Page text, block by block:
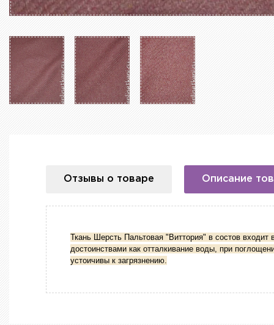
Отзывы о товаре Описание
Ткань Шерсть Пальтовая "Виттория" в состов
достоинствами как отталкивание воды, при
устоичивы к загрязнению.